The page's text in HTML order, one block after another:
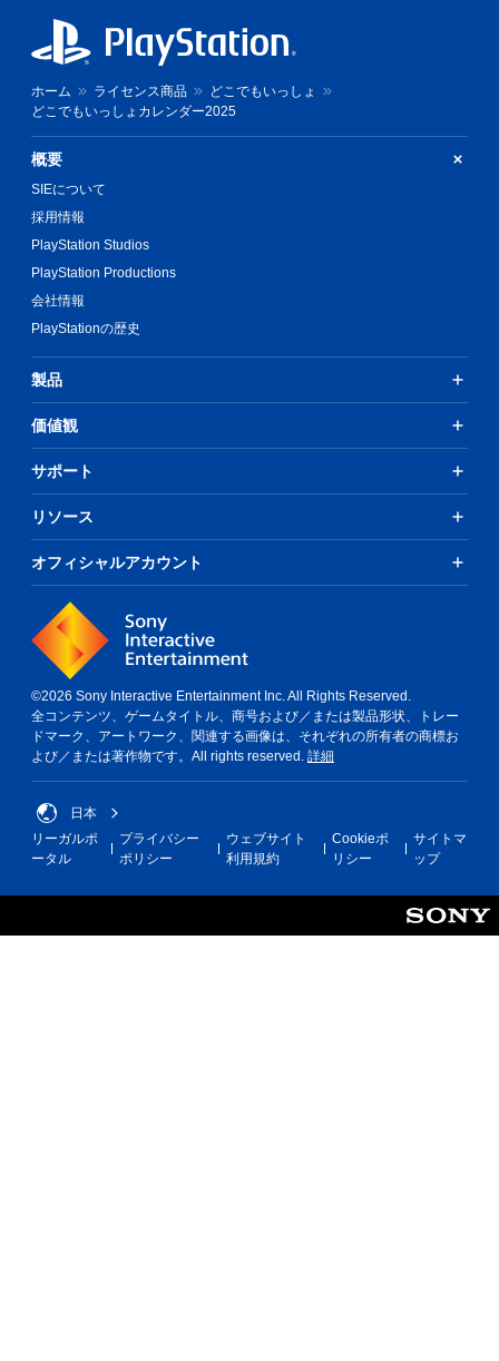
ホーム ライセンス商品
どこでもいっしょ
どこでもいっしょカレンダー2025
概要
SIEについて
採用情報
PlayStation Studios
PlayStation Productions
会社情報
PlayStationの歴史
製品
価値観
サポート
リソース
オフィシャルアカウント
©2026 Sony Interactive Entertainment Inc. All Rights Reserved.
全コンテンツ、ゲームタイトル、商号および／または製品形状、トレー
ドマーク、アートワーク、関連する画像は、それぞれの所有者の商標お
よび／または著作物です。All rights reserved. 詳細
日本
リーガルポ
ータル
プライバシー
ポリシー
ウェブサイト
利用規約
Cookieポ
リシー
サイトマ
ップ